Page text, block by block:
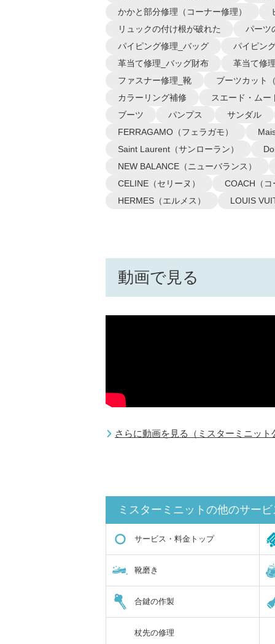
かかと部分修理（コーナー修理）
リュックの付け根が破れた
パーツ
パイピング修理_バッグ
パイピン
革当て修理_バッグ財布
革当て修
ファスナー修理_靴
ブーツカット
カラーリング補修
スエード・ムー
ブーツ
パンプス
サンダル
FERRAGAMO（フェラガモ）
Saint Laurent（サンローラン）
NEW BALANCE（ニューバランス）
CELINE（セリーヌ）
COACH（コ
HERMES（エルメス）
LOUIS
動画で見る
さらに動画を見る（ミスターミニット
ミスターミニットの他のサービ
サービス・料金トップ
靴磨き
合鍵の作製
杖先の修理